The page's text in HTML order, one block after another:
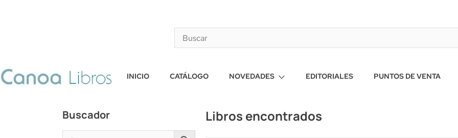
INICIO CATÁLOGO NOVEDADES EDITORIALES PUNTOS DE VENTA
Buscador Libros encontrados